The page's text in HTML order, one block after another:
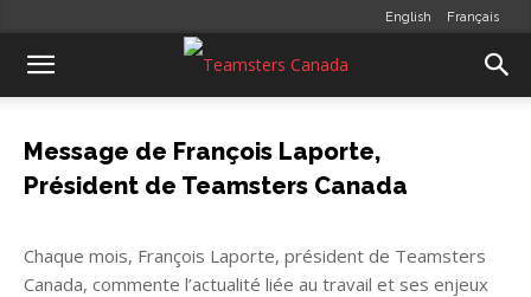
English Français
Message de François Laporte,
Président de Teamsters Canada
Chaque mois, François Laporte, président de Teamsters
Canada, commente l’actualité liée au travail et ses enjeux